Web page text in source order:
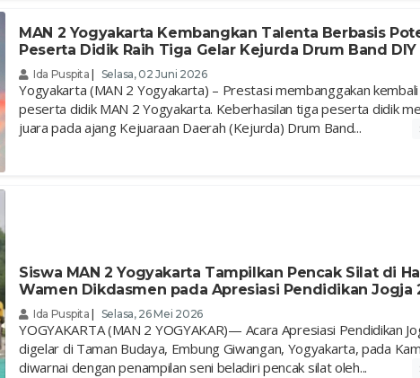
MAN 2 Yogyakarta Kembangkan Talenta Berbasis
Peserta Didik Raih Tiga Gelar Kejurda Drum Band DIY
Ida Puspita Selasa, 02 Juni 2026
Yogyakarta (MAN 2 Yogyakarta) – Prestasi membanggakan
peserta didik MAN 2 Yogyakarta. Keberhasilan tiga peserta didik
juara pada ajang Kejuaraan Daerah (Kejurda) Drum Band...
Siswa MAN 2 Yogyakarta Tampilkan Pencak Silat di
Wamen Dikdasmen pada Apresiasi Pendidikan Jogja
Ida Puspita Selasa, 26 Mei 2026
YOGYAKARTA (MAN 2 YOGYAKAR)— Acara Apresiasi Pendidikan
digelar di Taman Budaya, Embung Giwangan, Yogyakarta, pada
diwarnai dengan penampilan seni beladiri pencak silat oleh...